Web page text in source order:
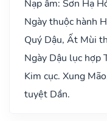
Nạp âm: Sơn Hạ
Ngày thuộc hành
Quý Dậu, Ất Mùi
Ngày Dậu lục hợp
Kim cục. Xung
tuyệt Dần.